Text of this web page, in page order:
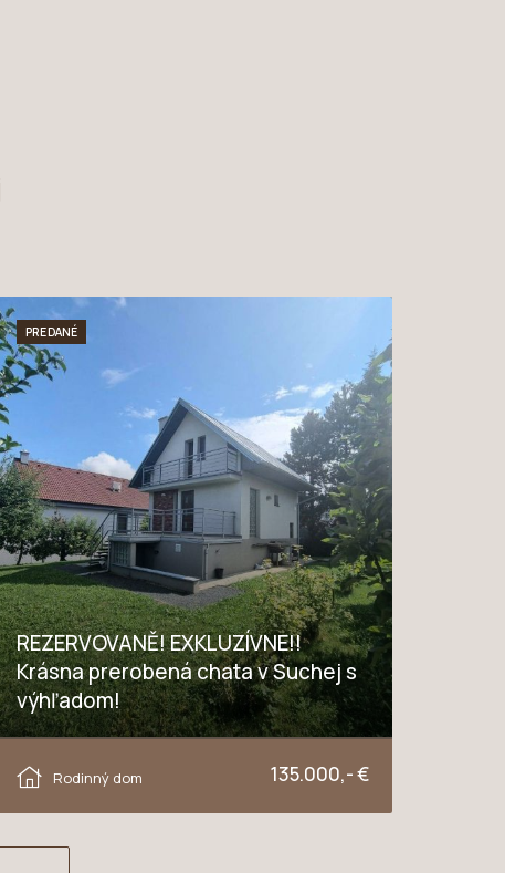
PREDANÉ
REZERVOVANĚ! EXKLUZÍVNE!!
Krásna prerobená chata v Suchej s
výhľadom!
Rodinný dom
135.000,- €